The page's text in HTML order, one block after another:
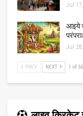
Jul
आइये
Jul
PREV NEXT 1 of